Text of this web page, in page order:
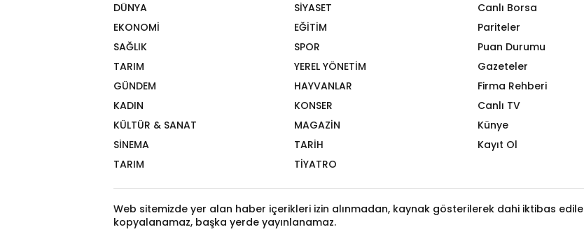
DÜNYA
SİYASET
EKONOMİ
EĞİTİM
SAĞLIK
SPOR
TARIM
YEREL YÖNETİM
GÜNDEM
HAYVANLAR
KADIN
KONSER
KÜLTÜR & SANAT
MAGAZİN
SİNEMA
TARİH
TARIM
TİYATRO
Canlı Borsa
Pariteler
Puan Durumu
Gazeteler
Firma Rehberi
Canlı TV
Künye
Kayıt Ol
Web sitemizde yer alan haber içerikleri izin alınmadan, kaynak gösterilerek dahi iktibas
kopyalanamaz, başka yerde yayınlanamaz.